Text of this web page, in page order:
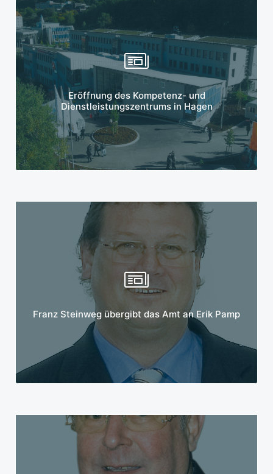
Eröffnung des Kompetenz- und
Dienstleistungszentrums in Hagen
Mehr erfahren
Franz Steinweg übergibt das Amt an Erik Pamp
Mehr erfahren